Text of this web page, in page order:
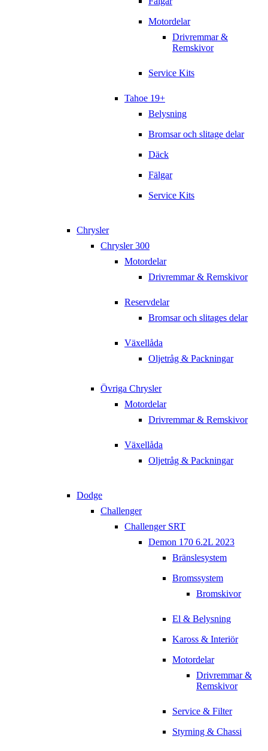
Motordelar
Drivremmar &
Remskivor
Service Kits
Tahoe 19+
Belysning
Bromsar och slitage delar
Däck
Fälgar
Service Kits
Chrysler
Chrysler 300
Motordelar
Drivremmar & Remskivor
Reservdelar
Bromsar och slitages delar
Växellåda
Oljetråg & Packningar
Övriga Chrysler
Motordelar
Drivremmar & Remskivor
Växellåda
Oljetråg & Packningar
Dodge
Challenger
Challenger SRT
Demon 170 6.2L 2023
Bränslesystem
Bromssystem
Bromskivor
El & Belysning
Kaross & Interiör
Motordelar
Drivremmar &
Remskivor
Service & Filter
Styrning & Chassi